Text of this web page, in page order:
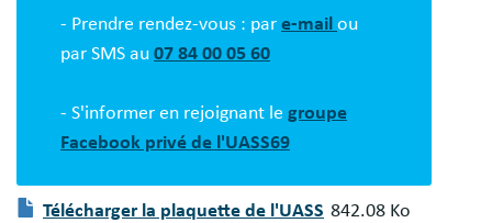
- Prendre rendez-vous : par e-mail ou
par SMS au 07 84 00 05 60
- S'informer en rejoignant le groupe
Facebook privé de l'UASS69
Document
Télécharger la plaquette de l'UASS 842.08 Ko